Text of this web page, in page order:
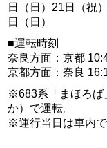
日（日）21日（祝
日（日）
■運転時刻
奈良方面：京都
京都方面：奈良
※683系「まほろば
か）で運転。
※運行当日は車内